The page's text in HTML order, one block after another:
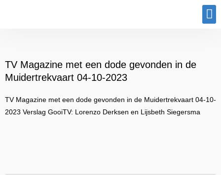
TV Magazine met een dode gevonden in de
Muidertrekvaart 04-10-2023
TV Magazine met een dode gevonden in de Muidertrekvaart 04-10-
2023 Verslag GooiTV: Lorenzo Derksen en Lijsbeth Siegersma